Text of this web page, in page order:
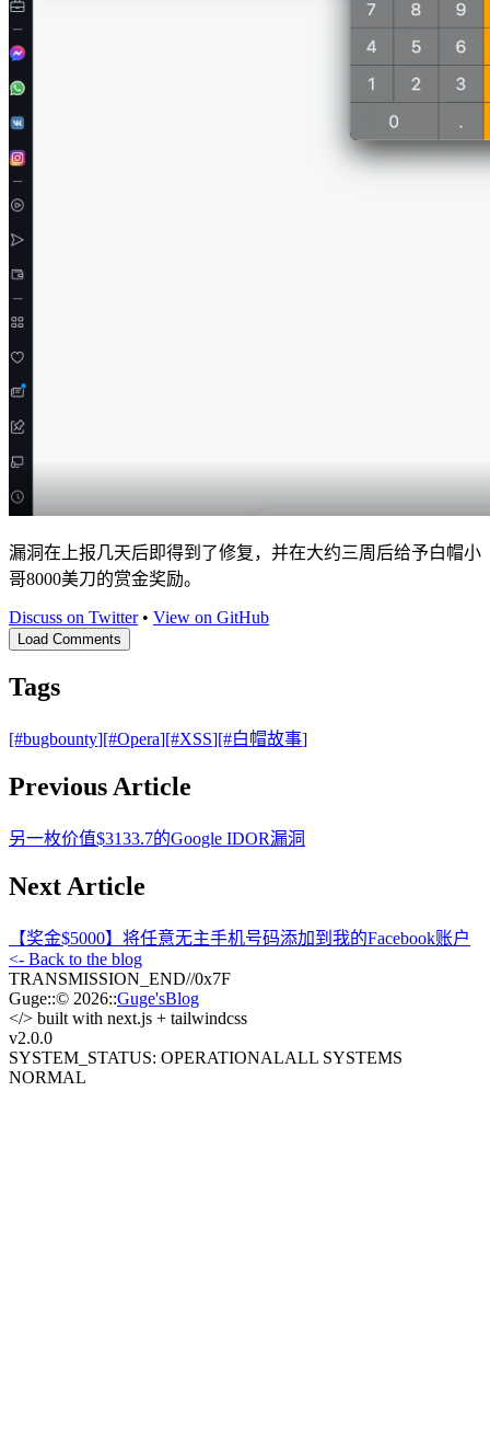
漏洞在上报几天后即得到了修复，并在大约三周后给予白帽小
哥8000美刀的赏金奖励。
Discuss on Twitter• View on GitHub
Load Comments
Tags
[#bugbounty][#Opera][#XSS][#白帽故事]
Previous Article
另一枚价值$3133.7的Google IDOR漏洞
Next Article
【奖金$5000】将任意无主手机号码添加到我的Facebook账户
<- Back to the blog
TRANSMISSION_END//0x7F
Guge::© 2026::Guge'sBlog
</> built with next.js + tailwindcss
v2.0.0
SYSTEM_STATUS: OPERATIONALALL SYSTEMS
NORMAL